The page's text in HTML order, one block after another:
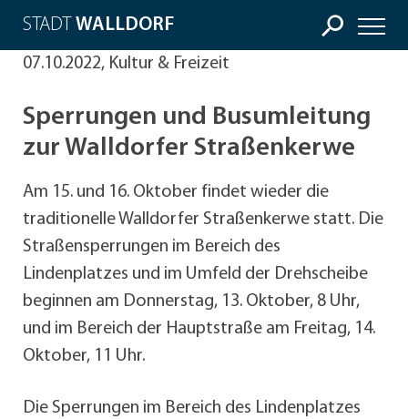
STADT WALLDORF
07.10.2022, Kultur & Freizeit
Sperrungen und Busumleitung
zur Walldorfer Straßenkerwe
Am 15. und 16. Oktober findet wieder die
traditionelle Walldorfer Straßenkerwe statt. Die
Straßensperrungen im Bereich des
Lindenplatzes und im Umfeld der Drehscheibe
beginnen am Donnerstag, 13. Oktober, 8 Uhr,
und im Bereich der Hauptstraße am Freitag, 14.
Oktober, 11 Uhr.
Die Sperrungen im Bereich des Lindenplatzes